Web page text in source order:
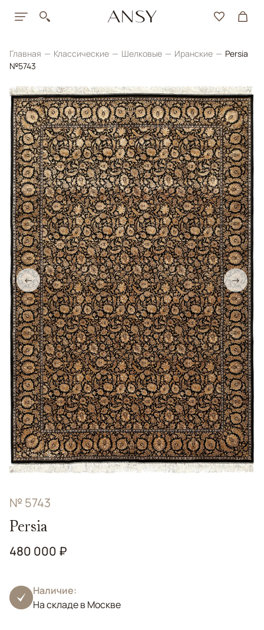
Главная Классические Шелковые Иранские
Persia
№5743
← →
№ 5743
Persia
480 000 ₽
Наличие:
На складе в Москве